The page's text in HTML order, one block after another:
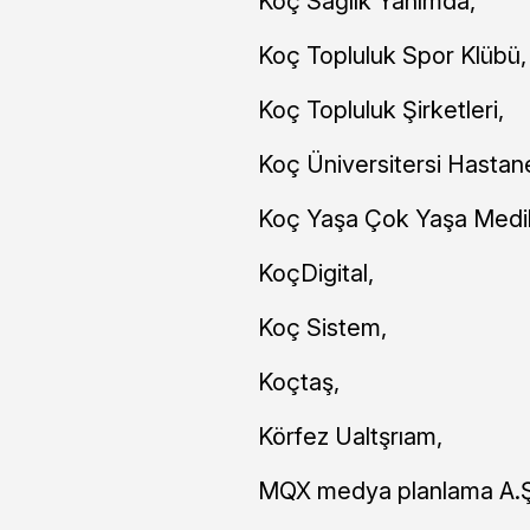
Koç Topluluk Spor Klübü,
Koç Topluluk Şirketleri,
Koç Üniversitersi
Koç Yaşa Çok Yaşa
KoçDigital,
Koç Sistem,
Koçtaş,
Körfez Ualtşrıam,
MQX medya planlama